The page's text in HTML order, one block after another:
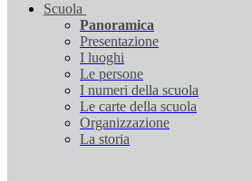
Scuola
Panoramica
Presentazione
I luoghi
Le persone
I numeri della scuola
Le carte della scuola
Organizzazione
La storia